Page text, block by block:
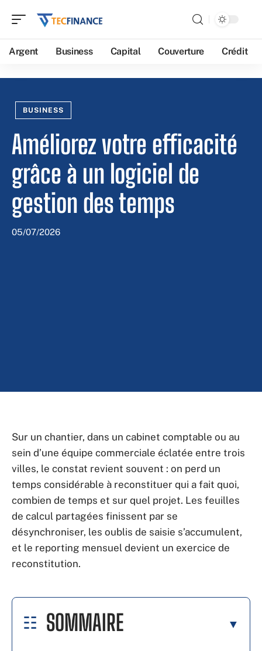
Argent Business Capital Couverture Crédit
BUSINESS
Améliorez votre efficacité
grâce à un logiciel de
gestion des temps
05/07/2026
Sur un chantier, dans un cabinet comptable ou au
sein d’une équipe commerciale éclatée entre trois
villes, le constat revient souvent : on perd un
temps considérable à reconstituer qui a fait quoi,
combien de temps et sur quel projet. Les feuilles
de calcul partagées finissent par se
désynchroniser, les oublis de saisie s’accumulent,
et le reporting mensuel devient un exercice de
reconstitution.
SOMMAIRE